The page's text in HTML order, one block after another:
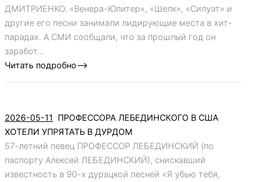
ДМИТРИЕНКО. «Венера-Юпитер», «Шелк», «Силуэт» и
другие его песни занимали лидирующие места в хит-
парадах. А СМИ сообщали, что за прошлый год он
заработ...
Читать подробно-->
2026-05-11
ПРОФЕССОРА ЛЕБЕДИНСКОГО В США
ХОТЕЛИ УПРЯТАТЬ В ДУРДОМ
57-летний певец ПРОФЕССОР ЛЕБЕДИНСКИЙ (по
паспорту Алексей ЛЕБЕДИНСКИЙ), снискавший
известность в 90-х дурацкой песней «Я убью тебя,